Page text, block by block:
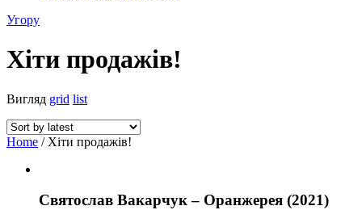
Угору
Хіти продажів!
Вигляд grid list
Home / Хіти продажів!
Святослав Вакарчук – Оранжерея (2021)